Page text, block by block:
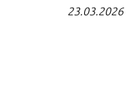
23.03.2026